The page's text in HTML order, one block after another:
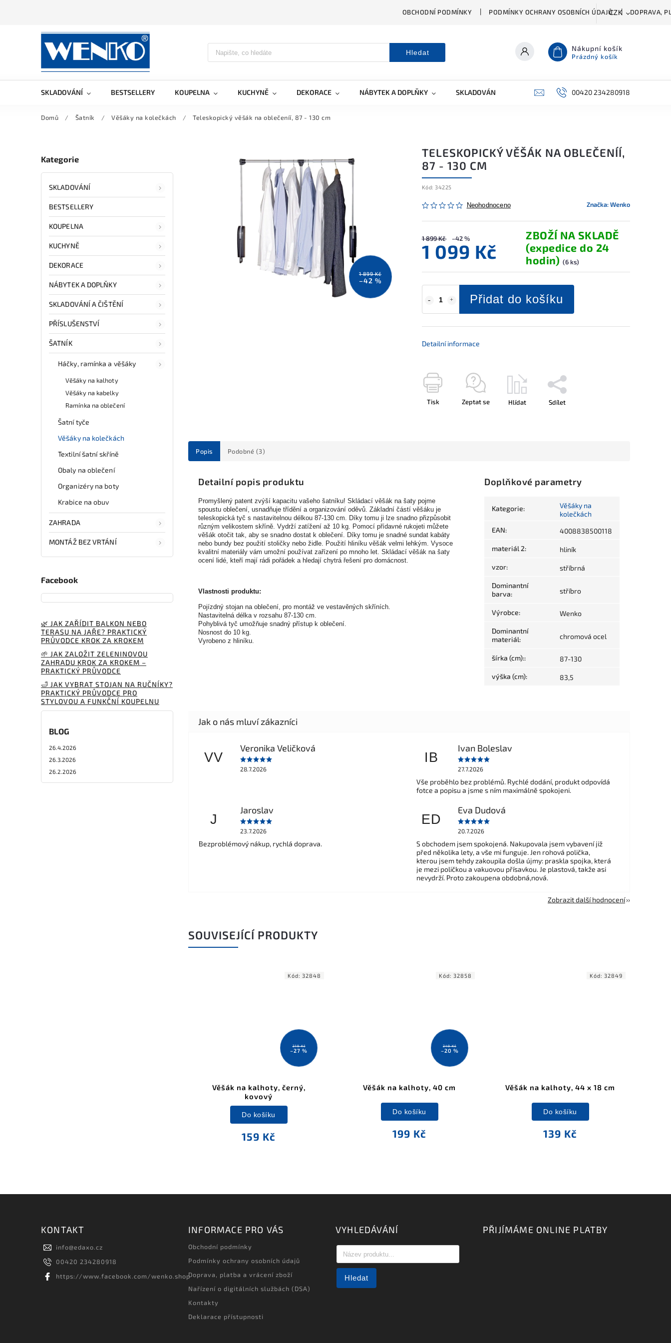
OBCHODNÍ PODMÍNKY PODMÍNKY OCHRANY OSOBNÍCH ÚDAJŮ DOPRAVA,
CZK
Hledat Nákupní košík
Prázdný košík
SKLADOVÁNÍ BESTSELLERY KOUPELNA KUCHYNĚ DEKORACE NÁBYTEK A DOPLŇKY SKLADOVÁNÍ A ČIŠTĚNÍ PŘÍSLUŠENSTVÍ
00420 234280918
Domů / Šatník / Věšáky na kolečkách / Teleskopický věšák na oblečeníí, 87 - 130 cm
Kategorie
SKLADOVÁNÍ
BESTSELLERY
KOUPELNA
KUCHYNĚ
DEKORACE
NÁBYTEK A DOPLŇKY
SKLADOVÁNÍ A ČIŠTĚNÍ
PŘÍSLUŠENSTVÍ
ŠATNÍK
Háčky, ramínka a věšáky
Věšáky na kalhoty
Věšáky na kabelky
Ramínka na oblečení
Šatní tyče
Věšáky na kolečkách
Textilní šatní skříně
Obaly na oblečení
Organizéry na boty
Krabice na obuv
ZAHRADA
MONTÁŽ BEZ VRTÁNÍ
Facebook
🌿 JAK ZAŘÍDIT BALKON NEBO
TERASU NA JAŘE? PRAKTICKÝ
PRŮVODCE KROK ZA KROKEM
🌱 JAK ZALOŽIT ZELENINOVOU
ZAHRADU KROK ZA KROKEM –
PRAKTICKÝ PRŮVODCE
🛁 JAK VYBRAT STOJAN NA RUČNÍKY?
PRAKTICKÝ PRŮVODCE PRO
STYLOVOU A FUNKČNÍ KOUPELNU
BLOG
26.4.2026
26.3.2026
26.2.2026
1 899 Kč
–42 %
TELESKOPICKÝ VĚŠÁK NA OBLEČENÍÍ,
87 - 130 CM
Kód: 34225
Neohodnoceno Značka:Wenko
1 899 Kč –42 %
1 099 Kč
ZBOŽÍ NA SKLADĚ
(expedice do 24
hodin) (6 ks)
Přidat do košíku
Detailní informace
Tisk Zeptat se Hlídat Sdílet
Popis Podobné (3)
Detailní popis produktu
Promyšlený patent zvýší kapacitu vašeho šatníku! Skládací věšák na šaty pojme
spoustu oblečení, usnadňuje třídění a organizování oděvů. Základní částí věšáku je
teleskopická tyč s nastavitelnou délkou 87-130 cm. Díky tomu ji lze snadno přizpůsobit
různým velikostem skříně. Vydrží zatížení až 10 kg. Pomocí přídavné rukojeti můžete
věšák otočit tak, aby se snadno dostat k oblečení. Díky tomu je snadné sundat kabáty
nebo bundy bez použití stoličky nebo židle. Použití hliníku věšák velmi lehkým. Vysoce
kvalitní materiály vám umožní používat zařízení po mnoho let. Skládací věšák na šaty
ocení lidé, kteří mají rádi pořádek a hledají chytrá řešení pro domácnost.
Vlastnosti produktu:
Pojízdný stojan na oblečení, pro montáž ve vestavěných skříních.
Nastavitelná délka v rozsahu 87-130 cm.
Pohyblivá tyč umožňuje snadný přístup k oblečení.
Nosnost do 10 kg.
Vyrobeno z hliníku.
Doplňkové parametry
Kategorie:
Věšáky na
kolečkách
EAN: 4008838500118
materiál 2: hliník
vzor: stříbrná
Dominantní
barva: stříbro
Výrobce: Wenko
Dominantní
materiál: chromová ocel
šírka (cm):: 87-130
výška (cm): 83,5
VV
Veronika Veličková
28.7.2026
IB
Ivan Boleslav
27.7.2026
Vše proběhlo bez problémů. Rychlé dodání, produkt odpovídá
fotce a popisu a jsme s ním maximálně spokojeni.
J
Jaroslav
23.7.2026
Bezproblémový nákup, rychlá doprava.
ED
Eva Dudová
20.7.2026
S obchodem jsem spokojená. Nakupovala jsem vybavení již
před několika lety, a vše mi funguje. Jen rohová polička,
kterou jsem tehdy zakoupila došla újmy: praskla spojka, která
je mezi poličkou a vakuovou přísavkou. Je plastová, takže asi
nevydrží. Proto zakoupena obdobná,nová.
Zobrazit další hodnocení
SOUVISEJÍCÍ PRODUKTY
219 Kč
–27 %
Věšák na kalhoty, černý,
kovový
159 Kč
Do košíku
Kód: 32848
249 Kč
–20 %
Věšák na kalhoty, 40 cm
199 Kč
Do košíku
Kód: 32858
Věšák na kalhoty, 44 x 18 cm
139 Kč
Do košíku
Kód: 32849
KONTAKT
info@edaxo.cz
00420 234280918
https://www.facebook.com/wenko.shop
INFORMACE PRO VÁS
Obchodní podmínky
Podmínky ochrany osobních údajů
Doprava, platba a vrácení zboží
Nařízení o digitálních službách (DSA)
Kontakty
Deklarace přístupnosti
VYHLEDÁVÁNÍ
Hledat
PŘIJÍMÁME ONLINE PLATBY